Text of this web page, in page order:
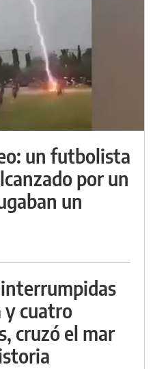
un futbolista
por un
un
y cuatro
cruzó el mar